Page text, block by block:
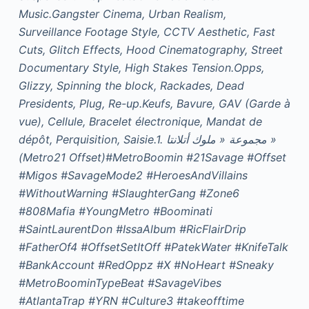
Music.Gangster Cinema, Urban Realism,
Surveillance Footage Style, CCTV Aesthetic, Fast
Cuts, Glitch Effects, Hood Cinematography, Street
Documentary Style, High Stakes Tension.Opps,
Glizzy, Spinning the block, Rackades, Dead
Presidents, Plug, Re-up.Keufs, Bavure, GAV (Garde à
vue), Cellule, Bracelet électronique, Mandat de
dépôt, Perquisition, Saisie.1. مجموعة « ملوك أتلانتا »
(Metro21 Offset)#MetroBoomin #21Savage #Offset
#Migos #SavageMode2 #HeroesAndVillains
#WithoutWarning #SlaughterGang #Zone6
#808Mafia #YoungMetro #Boominati
#SaintLaurentDon #IssaAlbum #RicFlairDrip
#FatherOf4 #OffsetSetItOff #PatekWater #KnifeTalk
#BankAccount #RedOppz #X #NoHeart #Sneaky
#MetroBoominTypeBeat #SavageVibes
#AtlantaTrap #YRN #Culture3 #takeofftime